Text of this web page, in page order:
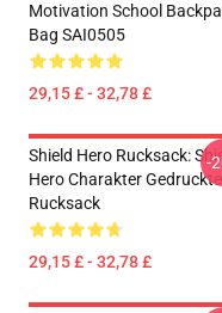
Motivation School
Bag SAI0505
29,15 £ - 32,78 £
Shield Hero Rucksack:
Hero Charakter Gedruckter
Rucksack
29,15 £ - 32,78 £
-